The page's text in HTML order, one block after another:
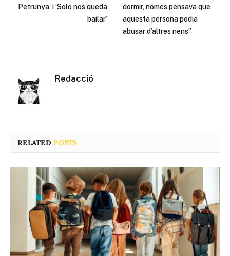
Petrunya’ i ‘Solo nos queda
bailar’
dormir, només pensava que
aquesta persona podia
abusar d’altres nens”
Redacció
RELATEDPOSTS